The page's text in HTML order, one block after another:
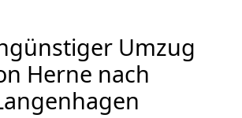
Umzug
Herne nach